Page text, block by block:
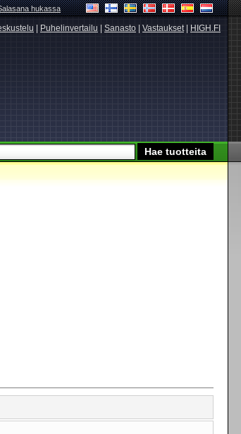
hukassa
Puhelinvertailu Sanasto Vastaukset| HIGH.FI